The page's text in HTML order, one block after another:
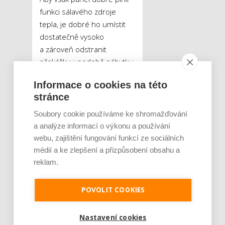
funkci sálavého zdroje
tepla, je dobré ho umístit
dostatečně vysoko
a zároveň odstranit
překážky v podobě nábytku,
infračervenému záření
stínit.„Doporučuje se takové
osazení, aby infrapanely
vyzařovaly teplo do co
největšího užívaného prostoru
tak, aby je nic nezakrývalo a
zároveň vhodně eliminovaly
Velmi záleží rovněž na
provedení, tedy povrchové
teplotě, povrchové úpravě a
Informace o cookies na této
stránce
Soubory cookie používáme ke shromažďování
a analýze informací o výkonu a používání
webu, zajištění fungování funkcí ze sociálních
médií a ke zlepšení a přizpůsobení obsahu a
reklam.
POVOLIT COOKIES
Nastavení cookies